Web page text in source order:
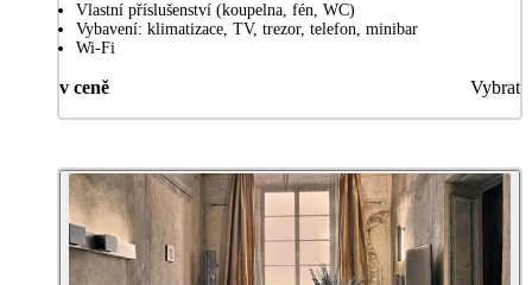
Vlastní příslušenství (koupelna, fén, WC)
Vybavení: klimatizace, TV, trezor, telefon, minibar
Wi-Fi
v ceně Vybrat